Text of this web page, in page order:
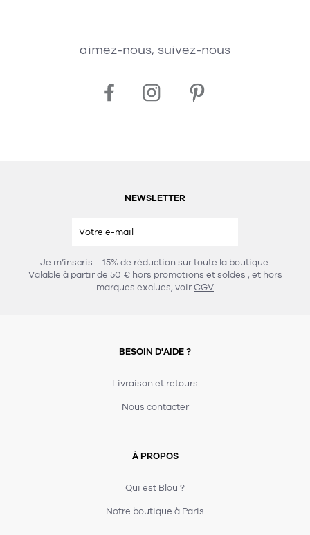
aimez-nous, suivez-nous
NEWSLETTER
Je m’inscris = 15% de réduction sur toute la boutique.
Valable à partir de 50 € hors promotions et soldes , et hors
marques exclues, voirCGV
BESOIN D'AIDE ?
Livraison et retours
Nous contacter
À PROPOS
Qui est Blou ?
Notre boutique à Paris